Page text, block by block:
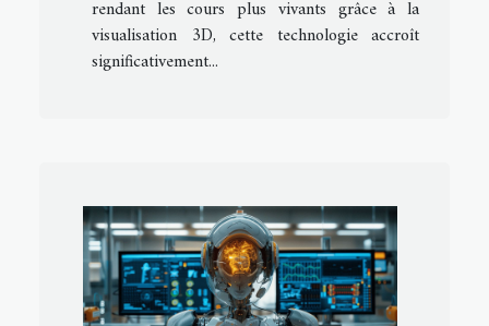
rendant les cours plus vivants grâce à la
visualisation 3D, cette technologie accroît
significativement...